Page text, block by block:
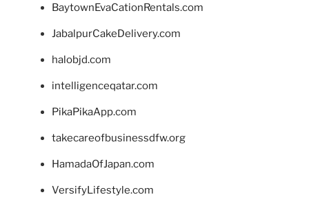
BaytownEvaCationRentals.com
JabalpurCakeDelivery.com
halobjd.com
intelligenceqatar.com
PikaPikaApp.com
takecareofbusinessdfw.org
HamadaOfJapan.com
VersifyLifestyle.com